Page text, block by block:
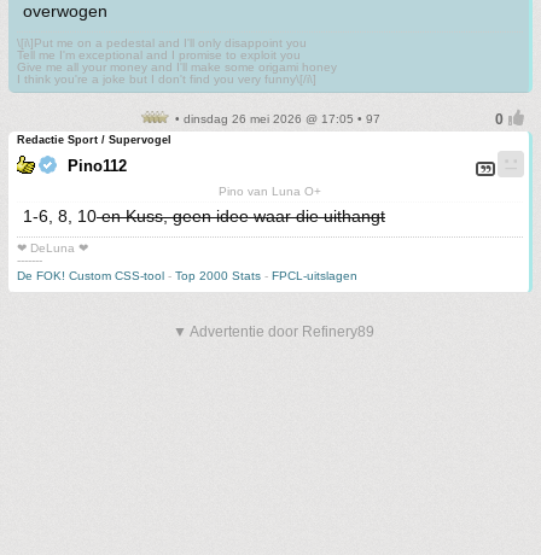
overwogen
\[i\]Put me on a pedestal and I'll only disappoint you
Tell me I'm exceptional and I promise to exploit you
Give me all your money and I'll make some origami honey
I think you're a joke but I don't find you very funny\[/i\]
• dinsdag 26 mei 2026 @ 17:05 • 97
Redactie Sport / Supervogel
Pino112
Pino van Luna O+
1-6, 8, 10en Kuss, geen idee waar die uithangt
❤ DeLuna ❤
-------
De FOK! Custom CSS-tool - Top 2000 Stats - FPCL-uitslagen
▼ Advertentie door Refinery89